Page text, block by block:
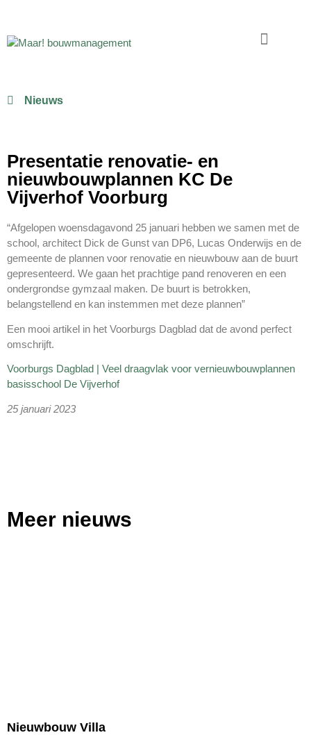
Nieuws
Presentatie renovatie- en
nieuwbouwplannen KC De
Vijverhof Voorburg
“Afgelopen woensdagavond 25 januari hebben we samen met de
school, architect Dick de Gunst van DP6, Lucas Onderwijs en de
gemeente de plannen voor renovatie en nieuwbouw aan de buurt
gepresenteerd. We gaan het prachtige pand renoveren en een
ondergrondse gymzaal maken. De buurt is betrokken,
belangstellend en kan instemmen met deze plannen”
Een mooi artikel in het Voorburgs Dagblad dat de avond perfect
omschrijft.
Voorburgs Dagblad | Veel draagvlak voor vernieuwbouwplannen
basisschool De Vijverhof
25 januari 2023
Meer nieuws
Nieuwbouw Villa